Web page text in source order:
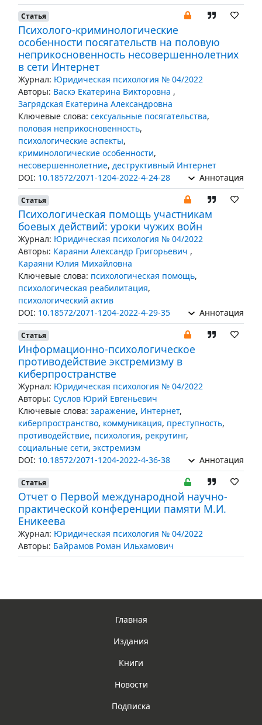
Статья
Психолого-криминологические
особенности посягательств на половую
неприкосновенность несовершеннолетних
в сети Интернет
Журнал: Юридическая психология № 04/2022
Авторы: Васкэ Екатерина Викторовна ,
Загрядская Екатерина Александровна
Ключевые слова: сексуальные посягательства,
половая неприкосновенность,
психологические аспекты,
криминологические особенности,
несовершеннолетние, деструктивный Интернет
DOI: 10.18572/2071-1204-2022-4-24-28 Аннотация
Статья
Психологическая помощь участникам
боевых действий: уроки чужих войн
Журнал: Юридическая психология № 04/2022
Авторы: Караяни Александр Григорьевич ,
Караяни Юлия Михайловна
Ключевые слова: психологическая помощь,
психологическая реабилитация,
психологический актив
DOI: 10.18572/2071-1204-2022-4-29-35 Аннотация
Статья
Информационно-психологическое
противодействие экстремизму в
киберпространстве
Журнал: Юридическая психология № 04/2022
Авторы: Суслов Юрий Евгеньевич
Ключевые слова: заражение, Интернет,
киберпространство, коммуникация, преступность,
противодействие, психология, рекрутинг,
социальные сети, экстремизм
DOI: 10.18572/2071-1204-2022-4-36-38 Аннотация
Статья
Отчет о Первой международной научно-
практической конференции памяти М.И.
Еникеева
Журнал: Юридическая психология № 04/2022
Авторы: Байрамов Роман Ильхамович
Главная
Издания
Книги
Новости
Подписка